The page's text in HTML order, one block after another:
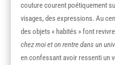
couture courent poétiquement
visages, des expressions. Au
des objets « habités » font
chez moi et on rentre dans un
en confessant avoir ressenti un